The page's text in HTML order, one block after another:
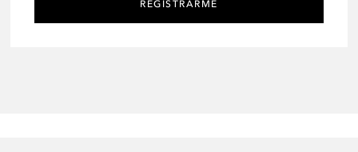
REGISTRARME